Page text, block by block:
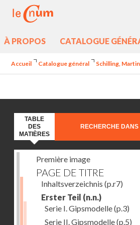
À PROPOS CATALOGUE
Accueil Catalogue général Schilling,
TABLE
DES
MATIÈRES
RECHERCHE
Première image
PAGE DE TITRE
Inhaltsverzeichnis (p.r7)
Erster Teil (n.n.)
Serie I. Gipsmodelle(p.3)
Serie II. Gipsmodelle(p.5)